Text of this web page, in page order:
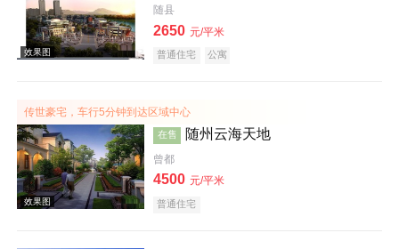
实景图
随县
2650 元/平米
普通住宅 公寓
传世豪宅，车行5分钟到达区域中心
在售 随州云海天地
曾都
4500 元/平米
普通住宅